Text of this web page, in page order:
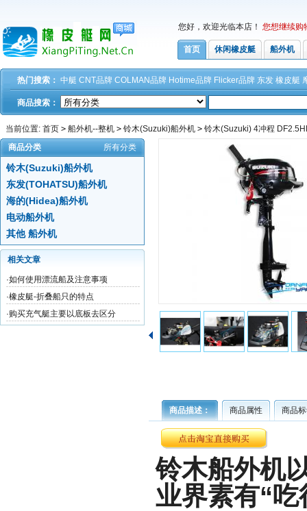
您好，欢迎光临本店！ 您想继续购
首页 休闲橡皮艇 船外机
热门搜索： 中艇 CNT品牌 COLMAN品牌 Hotime品牌 Flicker品牌 东发 橡皮艇
商品搜索：
当前位置: 首页 > 船外机--整机 > 铃木(Suzuki)船外机 > 铃木(Suzuki) 4冲程
商品分类
所有分类
铃木(Suzuki)船外机
东发(TOHATSU)船外机
海的(Hidea)船外机
电动船外机
其他 船外机
相关文章
·如何使用漂流船及注意事项
·橡皮艇-折叠船只的特点
·购买充气艇主要以底板去区分
商品描述： 商品属性 商品
铃木船外机
业界素有“